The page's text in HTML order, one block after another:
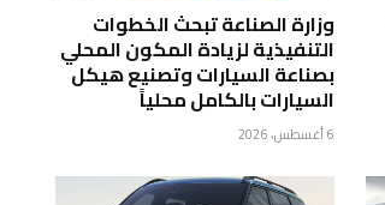
وزارة الصناعة تبحث الخطوات
التنفيذية لزيادة المكون المحلي
بصناعة السيارات وتصنيع هيكل
السيارات بالكامل محلياً
6 أغسطس، 2026